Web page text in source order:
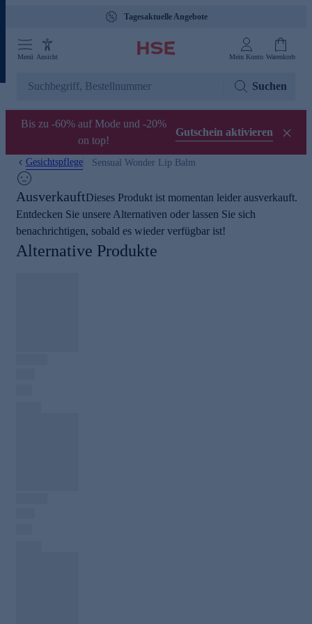
Tagesaktuelle Angebote
Menü Ansicht Mein Konto Warenkorb
Suchen
Bis zu -60% auf Mode und -20%
on top!
Gutschein aktivieren
Gesichtspflege Sensual Wonder Lip Balm
AusverkauftDieses Produkt ist momentan leider ausverkauft.
Entdecken Sie unsere Alternativen oder lassen Sie sich
benachrichtigen, sobald es wieder verfügbar ist!
Alternative Produkte